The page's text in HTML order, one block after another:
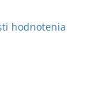
hodnotenia